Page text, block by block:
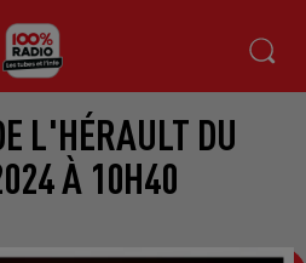
L'HÉRAULT DU
À 10H40